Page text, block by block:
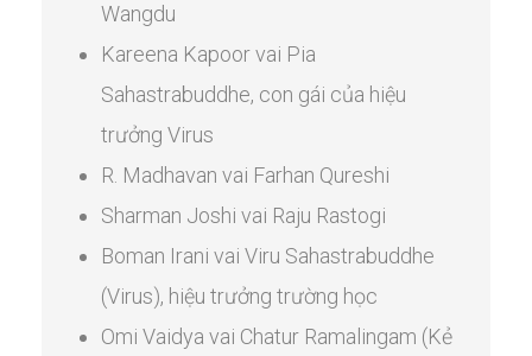
Wangdu
Kareena Kapoor vai Pia
Sahastrabuddhe, con gái của hiệu
trưởng Virus
R. Madhavan vai Farhan Qureshi
Sharman Joshi vai Raju Rastogi
Boman Irani vai Viru Sahastrabuddhe
(Virus), hiệu trưởng trường học
Omi Vaidya vai Chatur Ramalingam (Kẻ